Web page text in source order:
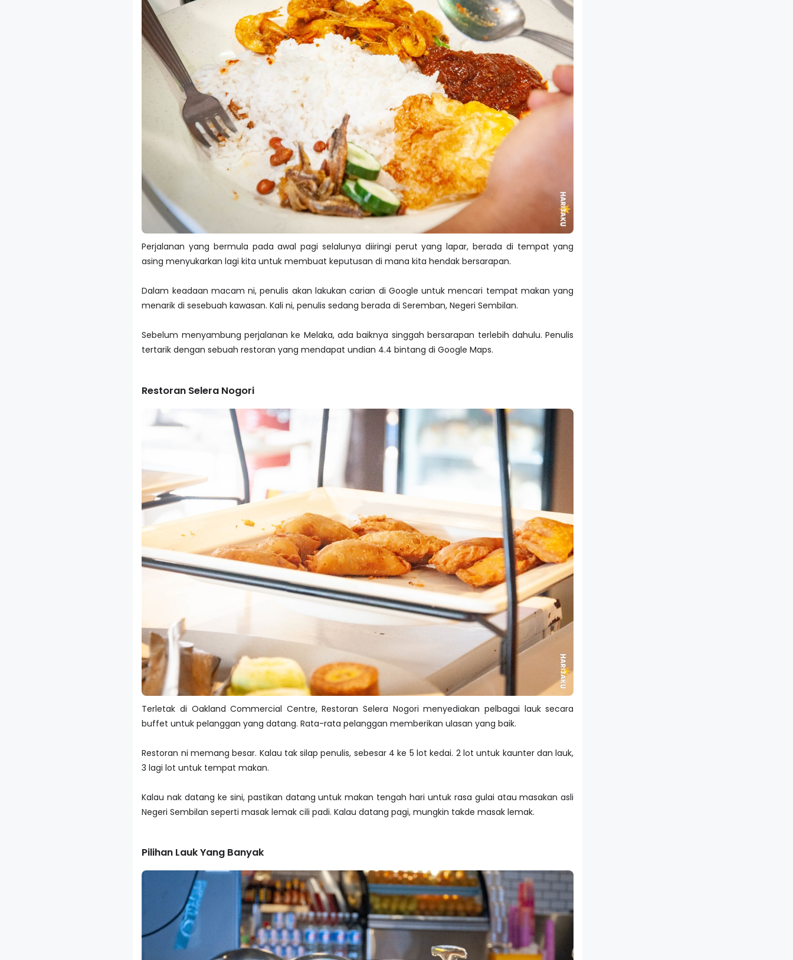
Perjalanan yang bermula pada awal pagi selalunya diiringi perut yang lapar, berada di tempat yang
asing menyukarkan lagi kita untuk membuat keputusan di mana kita hendak bersarapan.
Dalam keadaan macam ni, penulis akan lakukan carian di Google untuk mencari tempat makan yang
menarik di sesebuah kawasan. Kali ni, penulis sedang berada di Seremban, Negeri Sembilan.
Sebelum menyambung perjalanan ke Melaka, ada baiknya singgah bersarapan terlebih dahulu. Penulis
tertarik dengan sebuah restoran yang mendapat undian 4.4 bintang di Google Maps.
Restoran Selera Nogori
Terletak di Oakland Commercial Centre, Restoran Selera Nogori menyediakan pelbagai lauk secara
buffet untuk pelanggan yang datang. Rata-rata pelanggan memberikan ulasan yang baik.
Restoran ni memang besar. Kalau tak silap penulis, sebesar 4 ke 5 lot kedai. 2 lot untuk kaunter dan lauk,
3 lagi lot untuk tempat makan.
Kalau nak datang ke sini, pastikan datang untuk makan tengah hari untuk rasa gulai atau masakan asli
Negeri Sembilan seperti masak lemak cili padi. Kalau datang pagi, mungkin takde masak lemak.
Pilihan Lauk Yang Banyak